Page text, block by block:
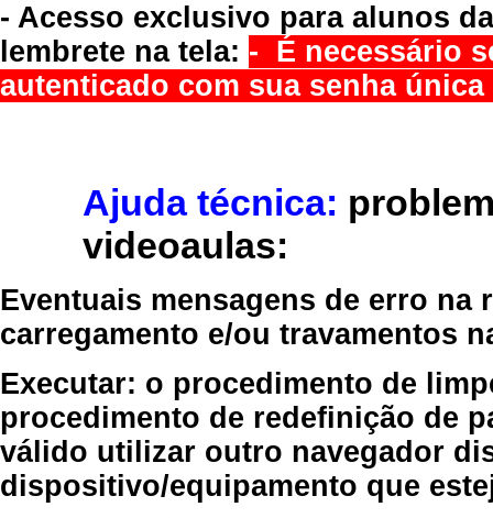
- Acesso exclusivo para alunos
lembrete na tela: - É necessário
autenticado com sua senha
Ajuda técnica:
videoaulas:
Eventuais mensagens de erro
carregamento e/ou travamentos
Executar: o procedimento de
procedimento de redefinição de
válido utilizar outro navegador
dispositivo/equipamento que